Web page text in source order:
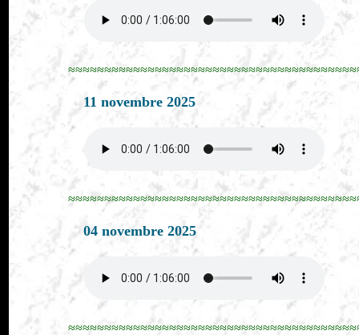
11 novembre 2025
04 novembre 2025